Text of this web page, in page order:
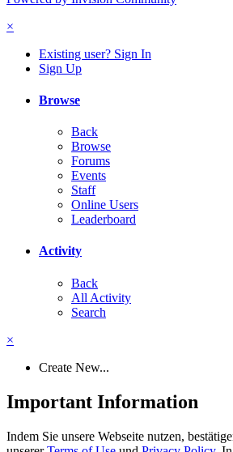
×
Existing user? Sign In
Sign Up
Browse
Back
Browse
Forums
Events
Staff
Online Users
Leaderboard
Activity
Back
All Activity
Search
×
Create New...
Important Information
Indem Sie unsere Webseite nutzen,